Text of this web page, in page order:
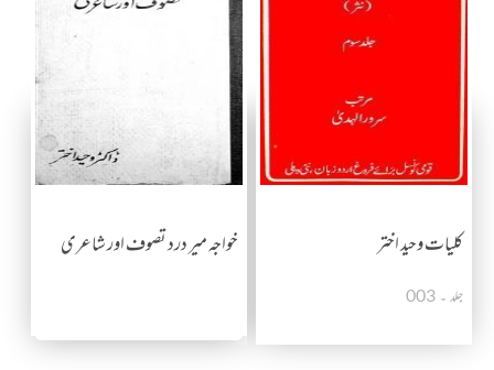
کلیات وحید اختر
جلد ۔ 003
خواجہ میر درد تصوف اور شاعری